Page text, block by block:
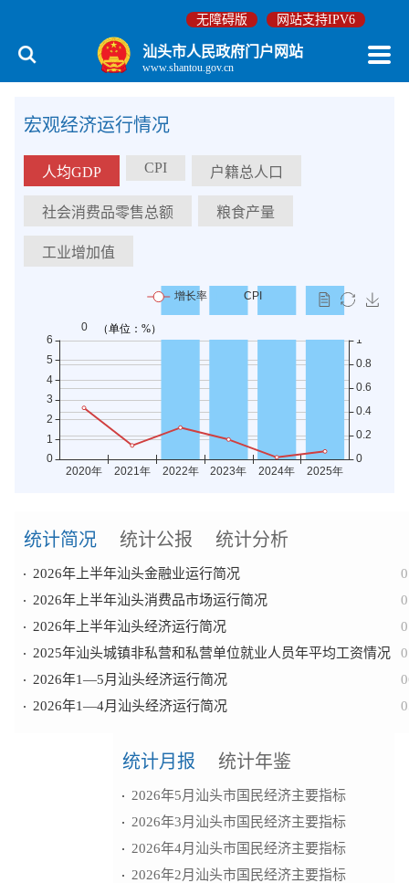
无障碍版 网站支持IPV6
汕头市人民政府门户网站
www.shantou.gov.cn
宏观经济运行情况
人均GDP CPI 户籍总人口
社会消费品零售总额 粮食产量
工业增加值
统计简况 统计公报 统计分析
2026年上半年汕头金融业运行简况
2026年上半年汕头消费品市场运行简况
2026年上半年汕头经济运行简况
2025年汕头城镇非私营和私营单位就业人员年平均工资情况
2026年1—5月汕头经济运行简况
2026年1—4月汕头经济运行简况
统计月报 统计年鉴
2026年5月汕头市国民经济主要指标
2026年3月汕头市国民经济主要指标
2026年4月汕头市国民经济主要指标
2026年2月汕头市国民经济主要指标